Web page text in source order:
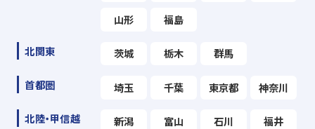
山形 福島
北関東 茨城 栃木 群馬
首都圏 埼玉 千葉 東京都 神奈川
北陸・甲信越 新潟 富山 石川 福井